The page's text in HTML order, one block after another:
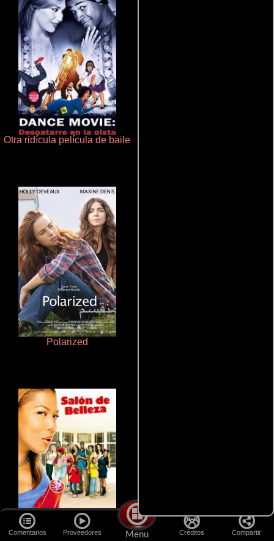
Comentarios Proveedores Menu Créditos Compartir
Otra ridícula película de baile
Polarized